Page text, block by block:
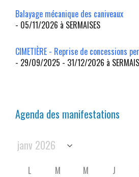
Balayage mécanique des caniveaux
- 05/11/2026 à SERMAISES
CIMETIÈRE - Reprise de concessions
- 29/09/2025 - 31/12/2026 à
Agenda des manifestations
L M M J